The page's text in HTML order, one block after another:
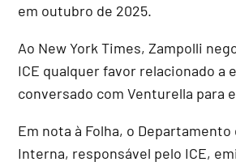
em outubro de 2025.
Ao New York Times, Zampolli
ICE qualquer favor relacionado a
conversado com Venturella para
Em nota à Folha, o Departamento
Interna, responsável pelo ICE,